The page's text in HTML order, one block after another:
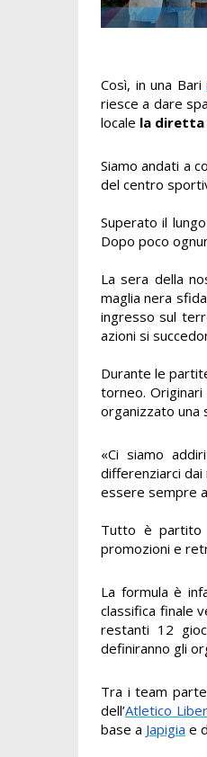
Così, in una Bari
riesce a dare
locale la diretta
Siamo andati a
del centro
Superato il
Dopo poco
La sera della
maglia nera
ingresso sul
azioni si
Durante le
torneo.
organizzato una
«Ci siamo
differenziarci dai
essere sempre
Tutto è partito
promozioni e
La formula è
classifica finale
restanti 12
definiranno gli
Tra i team
dell’Atletico
base a Japigia e